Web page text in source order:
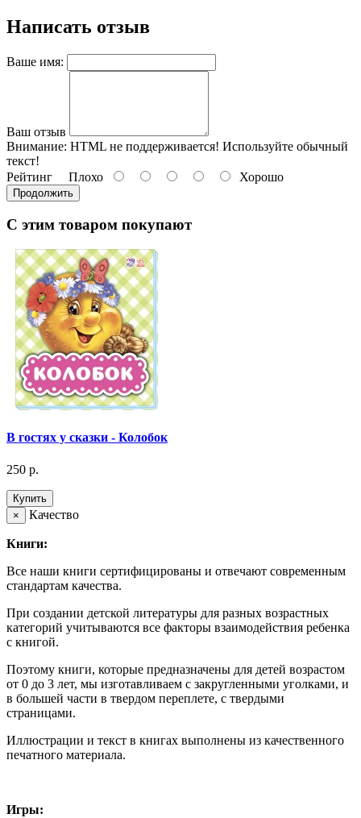
Написать отзыв
Ваше имя:
Ваш отзыв
Внимание: HTML не поддерживается! Используйте обычный
текст!
Рейтинг Плохо Хорошо
Продолжить
С этим товаром покупают
В гостях у сказки - Колобок
250 р.
Купить
×
Качество
Книги:
Все наши книги сертифицированы и отвечают современным
стандартам качества.
При создании детской литературы для разных возрастных
категорий учитываются все факторы взаимодействия ребенка
с книгой.
Поэтому книги, которые предназначены для детей возрастом
от 0 до 3 лет, мы изготавливаем с закругленными уголками, и
в большей части в твердом переплете, с твердыми
страницами.
Иллюстрации и текст в книгах выполнены из качественного
печатного материала.
Игры: